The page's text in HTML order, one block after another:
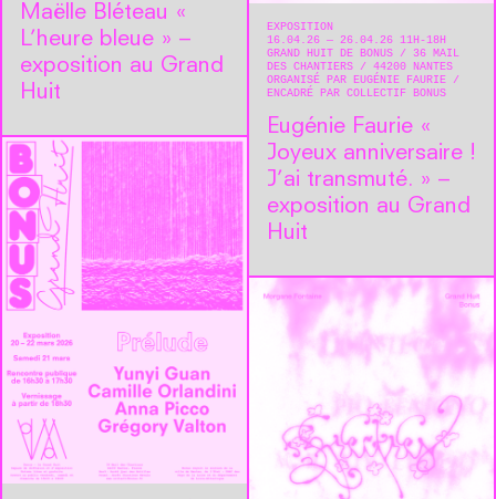
Maëlle Bléteau « ​
L’heure bleue » –
exposition au Grand
Huit
EXPOSITION
16.04.26 — 26.04.26 11H-18H
GRAND HUIT DE BONUS
36 MAIL
DES CHANTIERS
44200 NANTES
ORGANISÉ PAR EUGÉNIE FAURIE
ENCADRÉ PAR COLLECTIF BONUS
Eugénie Faurie « ​
Joyeux anniversaire !
J’ai transmuté. » –
exposition au Grand
Huit